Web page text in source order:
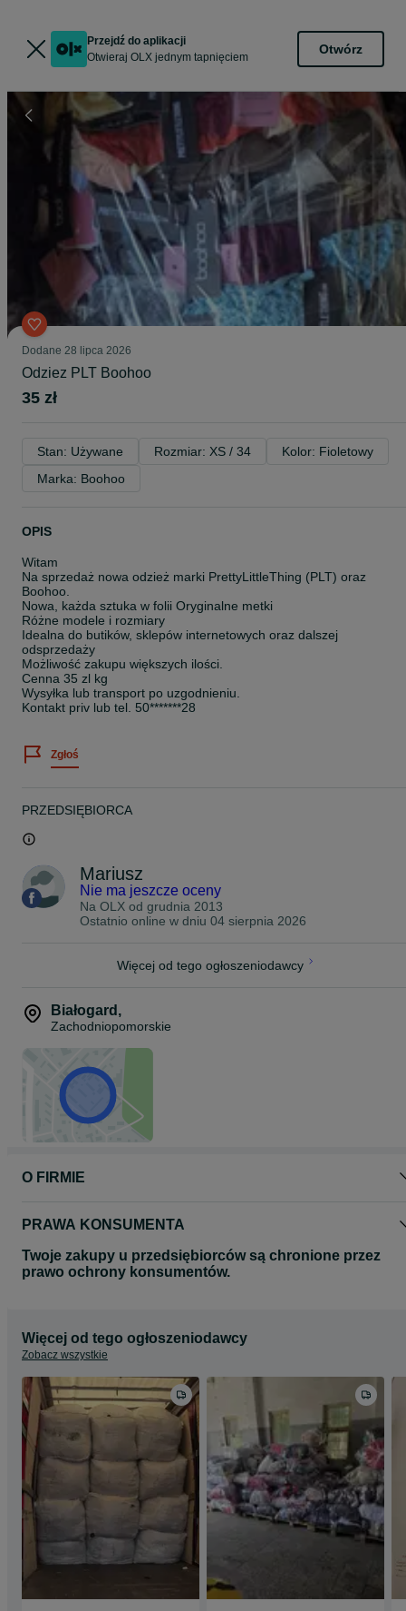
Przejdź do aplikacji
Otwieraj OLX jednym tapnięciem
Otwórz
Dodane 28 lipca 2026
Odziez PLT Boohoo
35 zł
Stan: Używane Rozmiar: XS / 34
Kolor: Fioletowy
Marka: Boohoo
OPIS
Witam
Na sprzedaż nowa odzież marki PrettyLittleThing (PLT) oraz
Boohoo.
Nowa, każda sztuka w folii Oryginalne metki
Różne modele i rozmiary
Idealna do butików, sklepów internetowych oraz dalszej
odsprzedaży
Możliwość zakupu większych ilości.
Cenna 35 zl kg
Wysyłka lub transport po uzgodnieniu.
Kontakt priv lub tel. 50*******28
Zgłoś
PRZEDSIĘBIORCA
Mariusz
Nie ma jeszcze oceny
Na OLX od grudnia 2013
Ostatnio online w dniu 04 sierpnia 2026
Więcej od tego ogłoszeniodawcy
Białogard ,
Zachodniopomorskie
O FIRMIE
PRAWA KONSUMENTA
Twoje zakupy u przedsiębiorców są chronione przez
prawo ochrony konsumentów.
Więcej od tego ogłoszeniodawcy
Zobacz wszystkie